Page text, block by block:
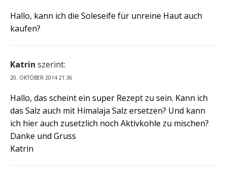
Hallo, kann ich die Soleseife für unreine Haut auch
kaufen?
Katrin szerint:
20. OKTÓBER 2014 21:36
Hallo, das scheint ein super Rezept zu sein. Kann ich
das Salz auch mit Himalaja Salz ersetzen? Und kann
ich hier auch zusetzlich noch Aktivkohle zu mischen?
Danke und Gruss
Katrin